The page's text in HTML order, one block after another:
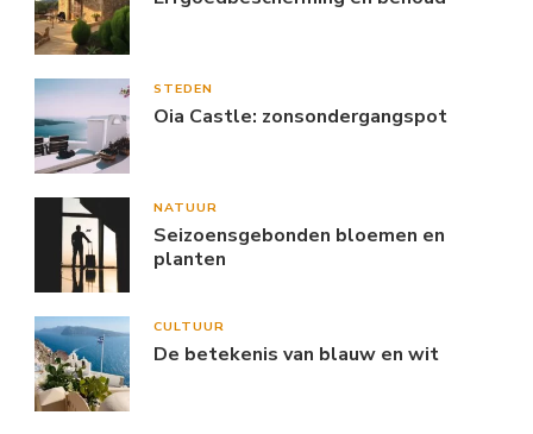
STEDEN
Oia Castle: zonsondergangspot
NATUUR
Seizoensgebonden bloemen en
planten
CULTUUR
De betekenis van blauw en wit